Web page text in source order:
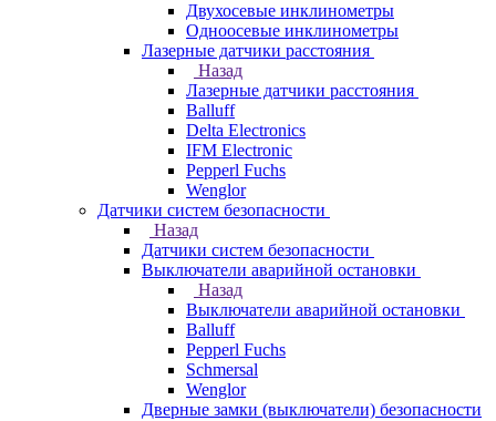
Двухосевые инклинометры
Одноосевые инклинометры
Лазерные датчики расстояния
Назад
Лазерные датчики расстояния
Balluff
Delta Electronics
IFM Electronic
Pepperl Fuchs
Wenglor
Датчики систем безопасности
Назад
Датчики систем безопасности
Выключатели аварийной остановки
Назад
Выключатели аварийной остановки
Balluff
Pepperl Fuchs
Schmersal
Wenglor
Дверные замки (выключатели) безопасности